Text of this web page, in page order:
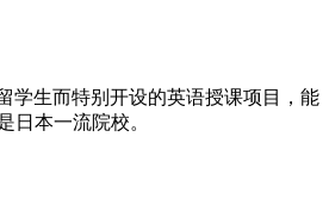
学生而特别开设的英语授课项目，能
日本一流院校。